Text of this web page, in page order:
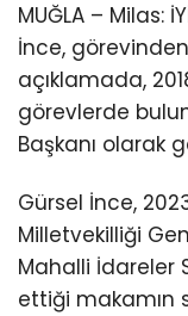
MUĞLA – Milas:
İnce, görevinden
açıklamada,
görevlerde
Başkanı olarak
Gürsel İnce,
Milletvekilliği
Mahalli İdareler
ettiği makamın